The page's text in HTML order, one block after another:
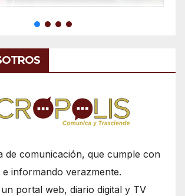
de comunicación, que cumple con
e informando verazmente.
portal web, diario digital y TV